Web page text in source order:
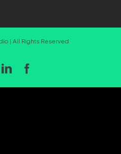
| All Rights Reserved
LinkedIn